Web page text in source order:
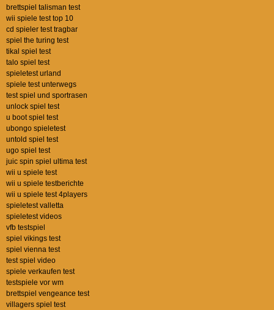
brettspiel talisman test
wii spiele test top 10
cd spieler test tragbar
spiel the turing test
tikal spiel test
talo spiel test
spieletest urland
spiele test unterwegs
test spiel und sportrasen
unlock spiel test
u boot spiel test
ubongo spieletest
untold spiel test
ugo spiel test
juic spin spiel ultima test
wii u spiele test
wii u spiele testberichte
wii u spiele test 4players
spieletest valletta
spieletest videos
vfb testspiel
spiel vikings test
spiel vienna test
test spiel video
spiele verkaufen test
testspiele vor wm
brettspiel vengeance test
villagers spiel test